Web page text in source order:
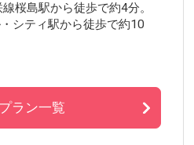
桜島駅から徒歩で約4分。
シティ駅から徒歩で約10
ラン一覧